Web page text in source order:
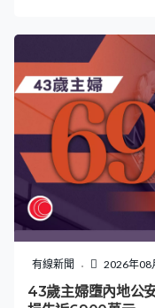
可以做，亦不會太
為沒有事，如果法
不能說社工一定看到
有危險，或個案事主
小孩，可能會多帶一
引說甚麼情況需要『
有線新聞 2026年08
43歲主婦墮內地公